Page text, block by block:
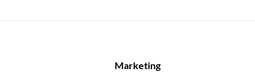
Marketing